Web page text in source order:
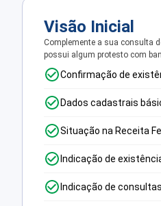
Visão Inicial
Complemente a sua consulta
possui algum protesto com
Confirmação de
Dados cadastrais
Situação na Receita
Indicação de
Indicação de